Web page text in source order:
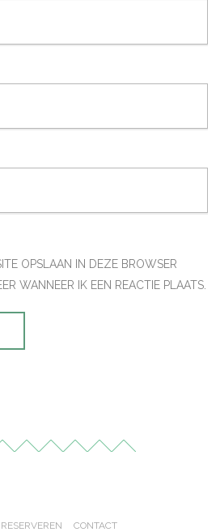
OPSLAAN IN DEZE BROWSER
WANNEER IK EEN REACTIE PLAATS.
RESERVEREN CONTACT